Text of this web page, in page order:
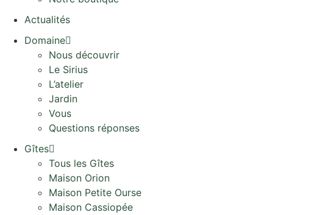
Actualités
Domaine
Nous découvrir
Le Sirius
L’atelier
Jardin
Vous
Questions réponses
Gîtes
Tous les Gîtes
Maison Orion
Maison Petite Ourse
Maison Cassiopée